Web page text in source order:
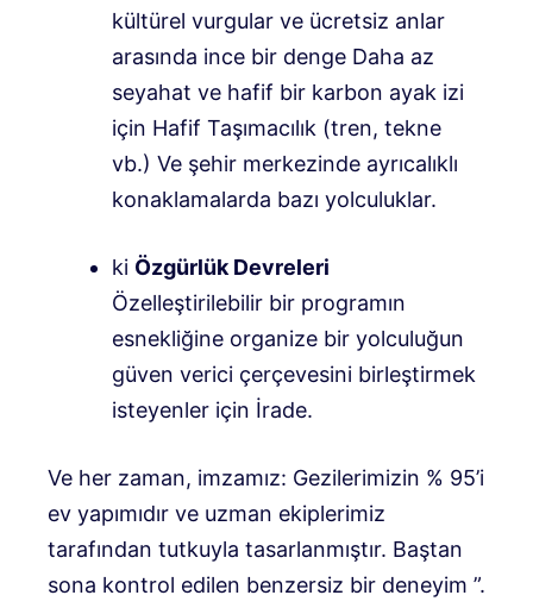
kültürel vurgular ve ücretsiz anlar
arasında ince bir denge Daha az
seyahat ve hafif bir karbon ayak izi
için Hafif Taşımacılık (tren, tekne
vb.) Ve şehir merkezinde ayrıcalıklı
konaklamalarda bazı yolculuklar.
ki Özgürlük Devreleri
Özelleştirilebilir bir programın
esnekliğine organize bir yolculuğun
güven verici çerçevesini birleştirmek
isteyenler için İrade.
Ve her zaman, imzamız: Gezilerimizin % 95’i
ev yapımıdır ve uzman ekiplerimiz
tarafından tutkuyla tasarlanmıştır. Baştan
sona kontrol edilen benzersiz bir deneyim ”.